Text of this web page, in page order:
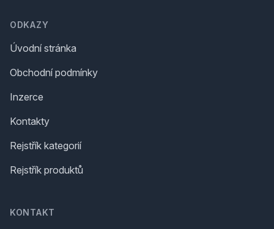
ODKAZY
Úvodní stránka
Obchodní podmínky
Inzerce
Kontakty
Rejstřík kategorií
Rejstřík produktů
KONTAKT